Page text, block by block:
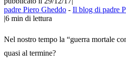
padre Piero Gheddo - Il blog di padre
|6 min di lettura
Nel nostro tempo la “guerra mortale
quasi al termine?